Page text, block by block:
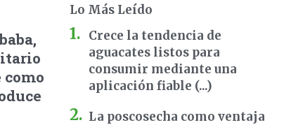
Lo Más Leído
Crece la tendencia de
aguacates listos para
consumir mediante una
aplicación fiable (...)
La poscosecha como ventaja